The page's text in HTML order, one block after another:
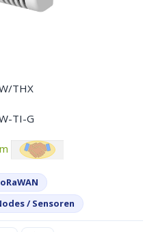
THX
TI-G
/ Sensoren